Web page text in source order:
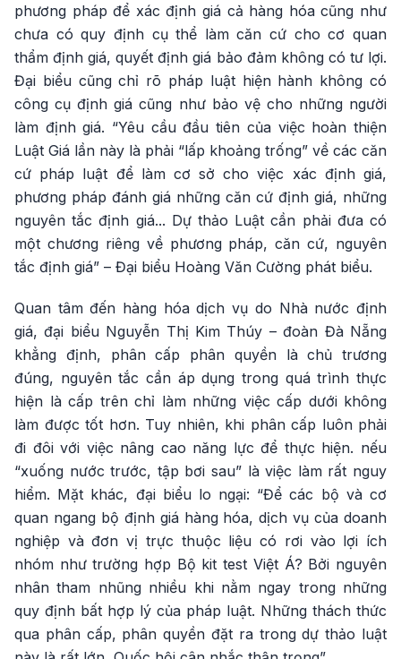
phương pháp để xác định giá cả hàng hóa cũng như
chưa có quy định cụ thể làm căn cứ cho cơ quan
thẩm định giá, quyết định giá bảo đảm không có tư lợi.
Đại biểu cũng chỉ rõ pháp luật hiện hành không có
công cụ định giá cũng như bảo vệ cho những người
làm định giá. “Yêu cầu đầu tiên của việc hoàn thiện
Luật Giá lần này là phải “lấp khoảng trống” về các căn
cứ pháp luật để làm cơ sở cho việc xác định giá,
phương pháp đánh giá những căn cứ định giá, những
nguyên tắc định giá... Dự thảo Luật cần phải đưa có
một chương riêng về phương pháp, căn cứ, nguyên
tắc định giá” – Đại biểu Hoàng Văn Cường phát biểu.
Quan tâm đến hàng hóa dịch vụ do Nhà nước định
giá, đại biểu Nguyễn Thị Kim Thúy – đoàn Đà Nẵng
khẳng định, phân cấp phân quyền là chủ trương
đúng, nguyên tắc cần áp dụng trong quá trình thực
hiện là cấp trên chỉ làm những việc cấp dưới không
làm được tốt hơn. Tuy nhiên, khi phân cấp luôn phải
đi đôi với việc nâng cao năng lực để thực hiện. nếu
“xuống nước trước, tập bơi sau” là việc làm rất nguy
hiểm. Mặt khác, đại biểu lo ngại: “Để các bộ và cơ
quan ngang bộ định giá hàng hóa, dịch vụ của doanh
nghiệp và đơn vị trực thuộc liệu có rơi vào lợi ích
nhóm như trường hợp Bộ kit test Việt Á? Bởi nguyên
nhân tham nhũng nhiều khi nằm ngay trong những
quy định bất hợp lý của pháp luật. Những thách thức
qua phân cấp, phân quyền đặt ra trong dự thảo luật